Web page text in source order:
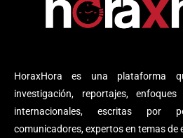
HoraxHora es una plataforma
investigación, reportajes,
internacionales, escritas por
comunicadores, expertos en temas de